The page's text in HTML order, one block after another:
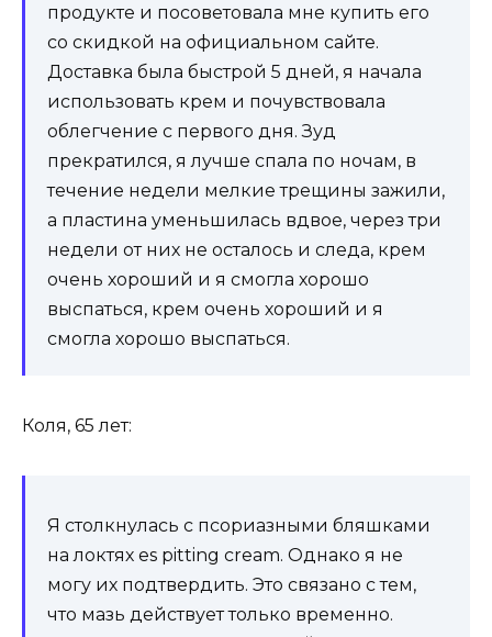
продукте и посоветовала мне купить его
со скидкой на официальном сайте.
Доставка была быстрой 5 дней, я начала
использовать крем и почувствовала
облегчение с первого дня. Зуд
прекратился, я лучше спала по ночам, в
течение недели мелкие трещины зажили,
а пластина уменьшилась вдвое, через три
недели от них не осталось и следа, крем
очень хороший и я смогла хорошо
выспаться, крем очень хороший и я
смогла хорошо выспаться.
Коля, 65 лет:
Я столкнулась с псориазными бляшками
на локтях es pitting cream. Однако я не
могу их подтвердить. Это связано с тем,
что мазь действует только временно.